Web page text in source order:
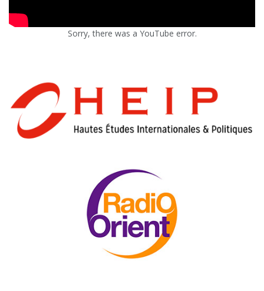
Sorry, there was a YouTube error.